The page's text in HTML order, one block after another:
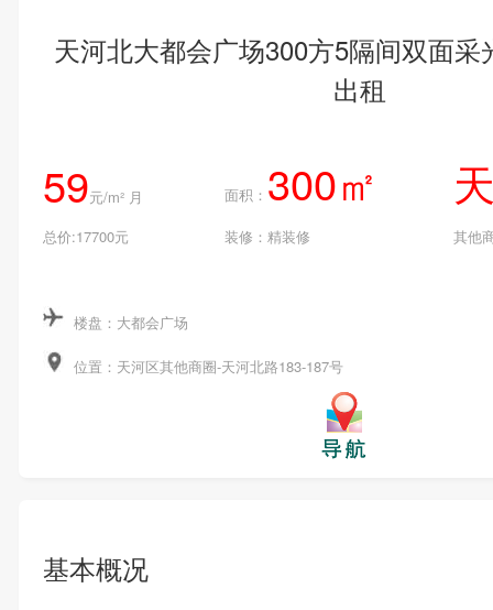
天河北大都会广场300方5隔间双面
出租
59元/m² 月 面积： 300㎡
总价:17700元 装修：精装修 其他
楼盘：大都会广场
位置：天河区其他商圈-天河北路183-187号
基本概况